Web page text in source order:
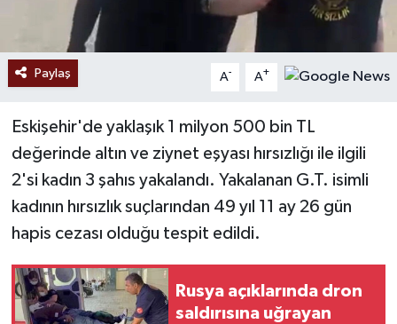
Paylaş A- A+
Eskişehir'de yaklaşık 1 milyon 500 bin TL
değerinde altın ve ziynet eşyası hırsızlığı ile ilgili
2'si kadın 3 şahıs yakalandı. Yakalanan G.T. isimli
kadının hırsızlık suçlarından 49 yıl 11 ay 26 gün
hapis cezası olduğu tespit edildi.
Rusya açıklarında dron
saldırısına uğrayan